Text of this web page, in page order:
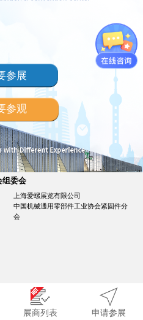
参展
参观
组委会
上海爱螺展览有限公司
中国机械通用零部件工业协会紧固件分
会
展商列表 申请参展